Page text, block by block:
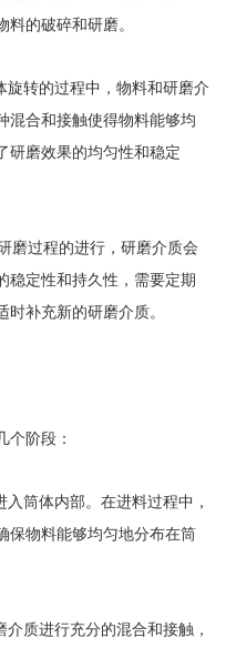
的破碎和研磨。
转的过程中，物料和研磨介
混合和接触使得物料能够均
研磨效果的均匀性和稳定
过程的进行，研磨介质会
稳定性和持久性，需要定期
补充新的研磨介质。
阶段：
筒体内部。在进料过程中，
保物料能够均匀地分布在筒
质进行充分的混合和接触，